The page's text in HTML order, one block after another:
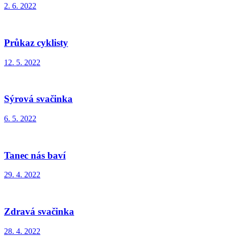
2. 6. 2022
Průkaz cyklisty
12. 5. 2022
Sýrová svačinka
6. 5. 2022
Tanec nás baví
29. 4. 2022
Zdravá svačinka
28. 4. 2022